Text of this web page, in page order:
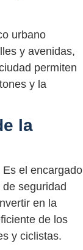
urbano
y avenidas,
permiten
y la
la
el encargado
seguridad
en la
de los
y ciclistas.